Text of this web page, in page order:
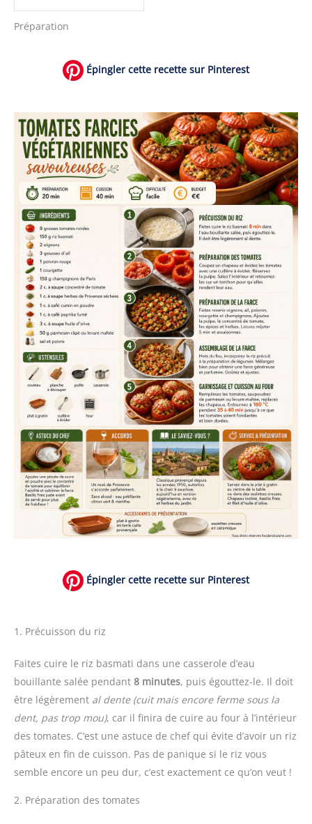
Préparation
Épingler cette recette sur Pinterest
Épingler cette recette sur Pinterest
1. Précuisson du riz
Faites cuire le riz basmati dans une casserole d’eau
bouillante salée pendant 8 minutes, puis égouttez-le. Il doit
être légèrement al dente (cuit mais encore ferme sous la
dent, pas trop mou), car il finira de cuire au four à l’intérieur
des tomates. C’est une astuce de chef qui évite d’avoir un riz
pâteux en fin de cuisson. Pas de panique si le riz vous
semble encore un peu dur, c’est exactement ce qu’on veut !
2. Préparation des tomates